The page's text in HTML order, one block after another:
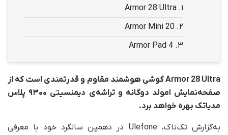
1.
Armor 28 Ultra
2.
Armor Mini 20
3.
Armor Pad 4
Armor 28 Ultraگوشی هوشمند مقاوم و قدرتمندی است که از
صفحه‌نمایش امولد دوگانه و تراشه‌ی
دیمنسیتی ۹۳۰۰ پلاس
مدیاتک بهره خواهد برد.
به‌گزارش تک‌ناک، Ulefone در دهمین سالگرد خود با معرفی